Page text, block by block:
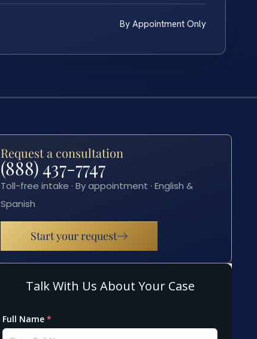
By Appointment Only
Request a consultation
(888) 437-7747
Toll-free intake · By appointment · English &
Spanish
Start your request